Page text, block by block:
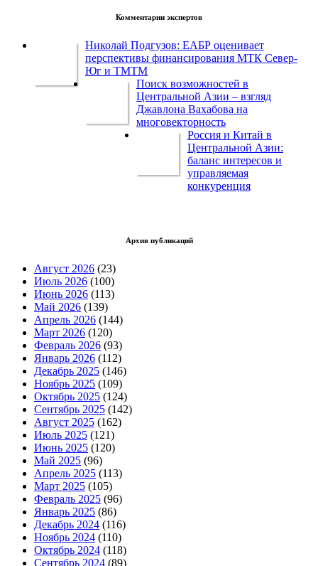
Комментарии экспертов
Николай Подгузов: ЕАБР оценивает
перспективы финансирования МТК Север-
Юг и ТМТМ
Поиск возможностей в
Центральной Азии – взгляд
Джавлона Вахабова на
многовекторность
Россия и Китай в
Центральной Азии:
баланс интересов и
управляемая
конкуренция
Архив публикаций
Август 2026 (23)
Июль 2026 (100)
Июнь 2026 (113)
Май 2026 (139)
Апрель 2026 (144)
Март 2026 (120)
Февраль 2026 (93)
Январь 2026 (112)
Декабрь 2025 (146)
Ноябрь 2025 (109)
Октябрь 2025 (124)
Сентябрь 2025 (142)
Август 2025 (162)
Июль 2025 (121)
Июнь 2025 (120)
Май 2025 (96)
Апрель 2025 (113)
Март 2025 (105)
Февраль 2025 (96)
Январь 2025 (86)
Декабрь 2024 (116)
Ноябрь 2024 (110)
Октябрь 2024 (118)
Сентябрь 2024 (89)